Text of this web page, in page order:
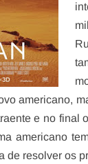
americano,
e no final
americano
de resolver os